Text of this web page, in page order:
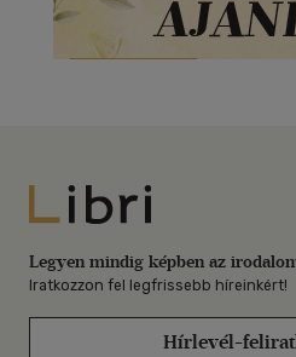
Libri
Legyen mindig képben az
Iratkozzon fel legfrissebb híreinkért!
Hírlevél-